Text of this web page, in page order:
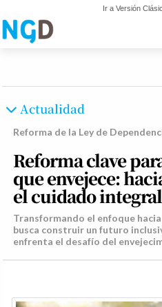
Ir a Versión
Actualidad
Reforma de la Ley de
Reforma clave
que envejece:
el cuidado integral
Transformando el enfoque
busca construir un futuro
enfrenta el desafío del